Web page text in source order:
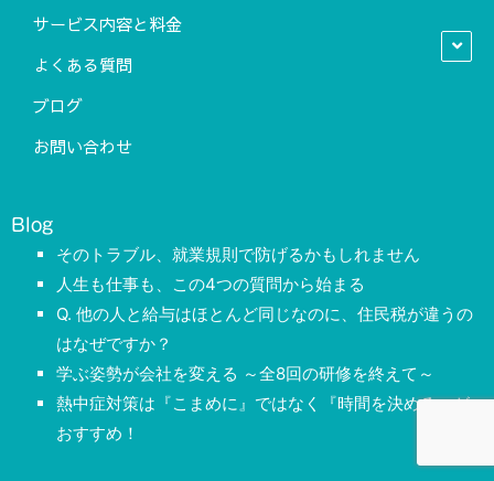
サービス内容と料金
よくある質問
ブログ
お問い合わせ
Blog
そのトラブル、就業規則で防げるかもしれません
人生も仕事も、この4つの質問から始まる
Q. 他の人と給与はほとんど同じなのに、住民税が違うの
はなぜですか？
学ぶ姿勢が会社を変える ～全8回の研修を終えて～
熱中症対策は『こまめに』ではなく『時間を決める』が
おすすめ！